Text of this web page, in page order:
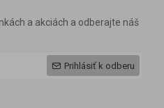
a akciách a odberajte náš
Prihlásiť k odberu